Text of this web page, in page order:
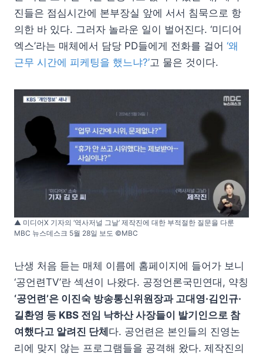
진들은 점심시간에 본부장실 앞에 서서 침묵으로 항
의한 바 있다. 그러자 놀라운 일이 벌어진다. ‘미디어
엑스’라는 매체에서 담당 PD들에게 전화를 걸어 ‘왜
근무 시간에 피케팅을 했느냐?’고 물은 것이다.
▲ 미디어X 기자의 ‘역사저널 그날’ 제작진에 대한 부적절한 질문을 다룬
MBC 뉴스데스크 5월 28일 보도 ©MBC
난생 처음 듣는 매체 이름에 홈페이지에 들어가 보니
‘공언련TV’란 섹션이 나왔다. 공정언론국민연대, 약칭
‘공언련’은 이진숙 방송통신위원장과 고대영·김인규·
길환영 등 KBS 전임 낙하산 사장들이 발기인으로 참
여했다고 알려진 단체 다. 공언련은 본인들의 진영논
리에 맞지 않는 프로그램들을 공격해 왔다. 제작진의